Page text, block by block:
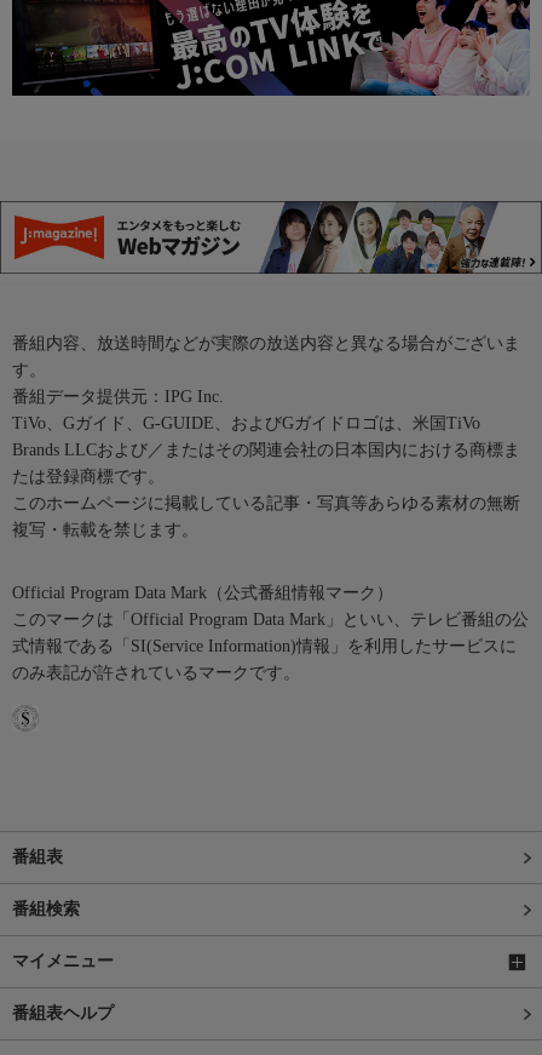
番組内容、放送時間などが実際の放送内容と異なる場合がございま
す。
番組データ提供元：IPG Inc.
TiVo、Gガイド、G-GUIDE、およびGガイドロゴは、米国TiVo
Brands LLCおよび／またはその関連会社の日本国内における商標ま
たは登録商標です。
このホームページに掲載している記事・写真等あらゆる素材の無断
複写・転載を禁じます。
Official Program Data Mark（公式番組情報マーク）
このマークは「Official Program Data Mark」といい、テレビ番組の公
式情報である「SI(Service Information)情報」を利用したサービスに
のみ表記が許されているマークです。
番組表
番組検索
マイメニュー
番組表ヘルプ